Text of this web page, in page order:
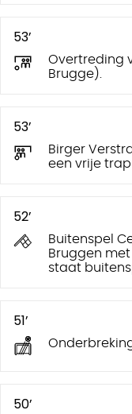
53’
Overtreding
Brugge).
53’
Birger
een vrije trap
52’
Buitenspel
Bruggen
staat
51’
50’